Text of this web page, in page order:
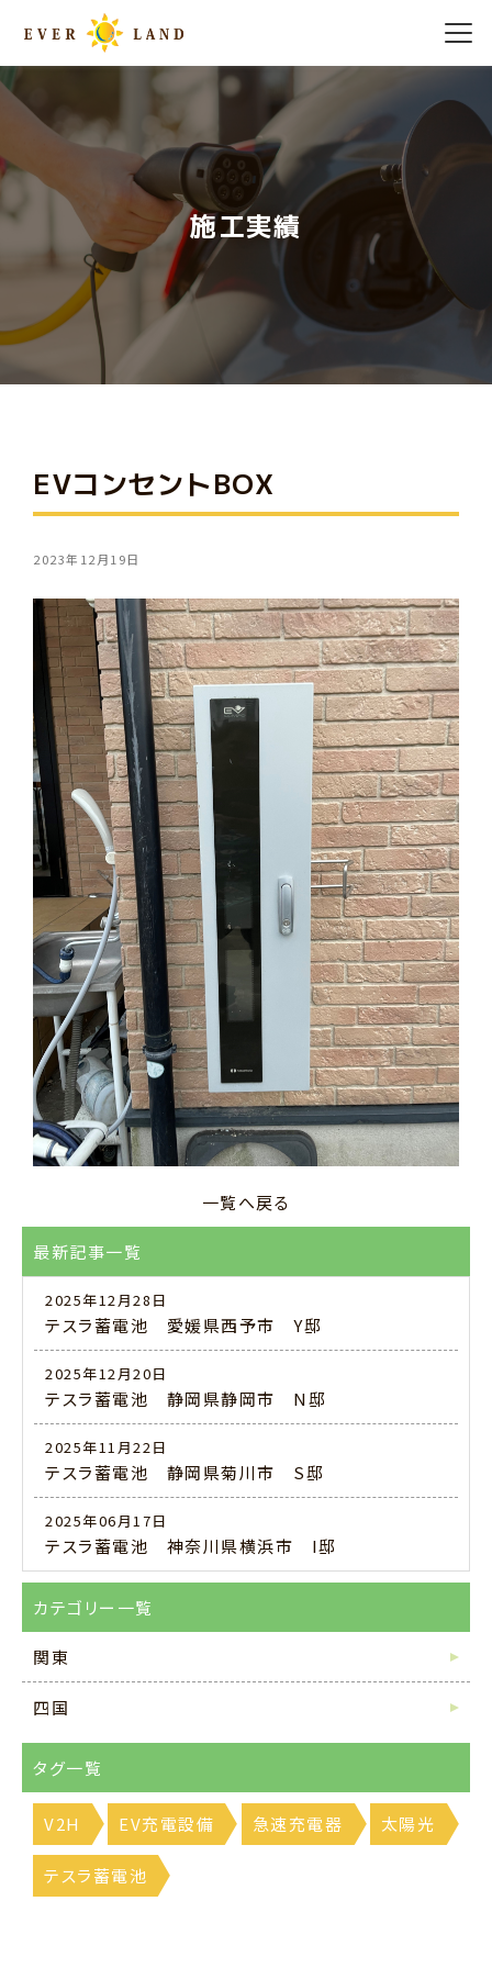
施工実績
EVコンセントBOX
2023年12月19日
一覧へ戻る
最新記事一覧
2025年12月28日
テスラ蓄電池 愛媛県西予市 Y邸
2025年12月20日
テスラ蓄電池 静岡県静岡市 N邸
2025年11月22日
テスラ蓄電池 静岡県菊川市 S邸
2025年06月17日
テスラ蓄電池 神奈川県横浜市 I邸
カテゴリー一覧
関東
四国
タグ一覧
V2H EV充電設備 急速充電器 太陽光
テスラ蓄電池